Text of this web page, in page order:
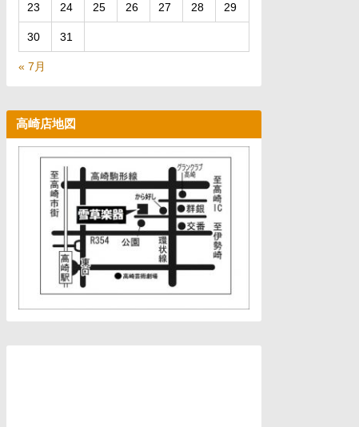
23 24 25 26 27 28 29
30 31
« 7月
高崎店地図